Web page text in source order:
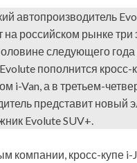
автопроизводитель
на российском рынке три
следующего
пополнится кросс-
i-Van, а в третьем-
представит новый
Evolute SUV+.
компании, кросс-купе i-